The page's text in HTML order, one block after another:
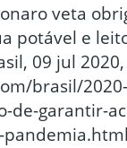
veta
potável e
09 jul
brasil/
de-garantir-